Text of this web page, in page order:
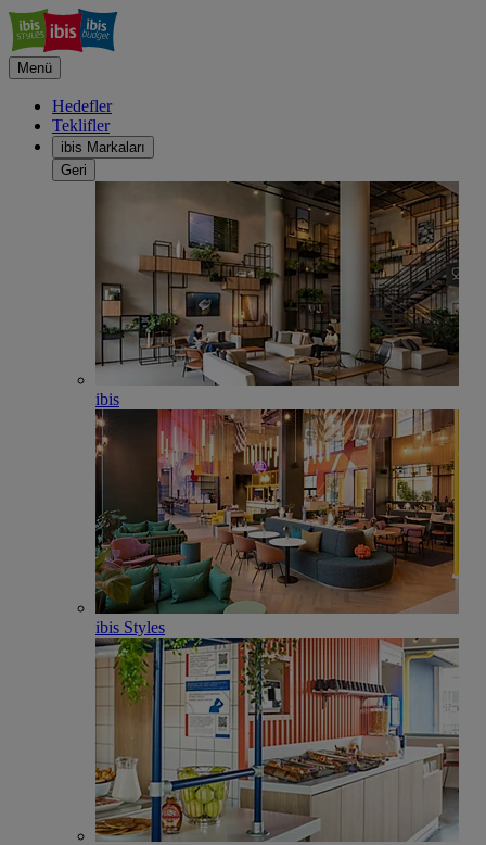
Menü
Hedefler
Teklifler
ibis Markaları
Geri
ibis
ibis Styles